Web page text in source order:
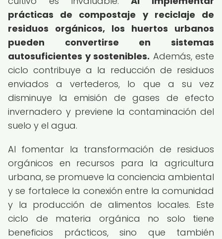
prácticas de compostaje y reciclaje de
residuos orgánicos, los huertos urbanos
pueden convertirse en sistemas
autosuficientes y sostenibles. Además, este
ciclo contribuye a la reducción de residuos
enviados a vertederos, lo que a su vez
disminuye la emisión de gases de efecto
invernadero y previene la contaminación del
suelo y el agua.
Al fomentar la transformación de residuos
orgánicos en recursos para la agricultura
urbana, se promueve la conciencia ambiental
y se fortalece la conexión entre la comunidad
y la producción de alimentos locales. Este
ciclo de materia orgánica no solo tiene
beneficios prácticos, sino que también